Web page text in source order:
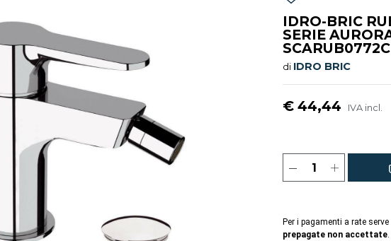
IDRO-BRIC
SERIE
di IDRO BRIC
€ 44,44 IVA incl.
Per i pagamenti a rate serve
prepagate non accettate.